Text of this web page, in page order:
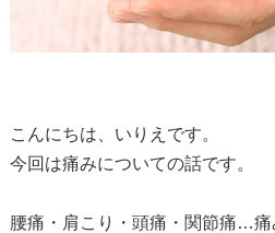
こんにちは、いりえです。
今回は痛みについての話です。
腰痛・肩こり・頭痛・関節痛…痛